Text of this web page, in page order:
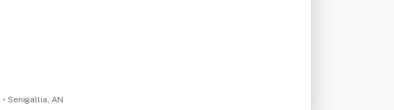
• Senigallia, AN